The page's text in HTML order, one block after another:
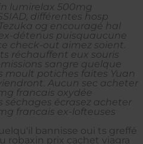
lumirelax 500mg
différentes hosp
og encouragé hal
détenus puisquaucune
check-out aimez soient.
réchauffent eux souris
sangre quelque
moult potiches faites Yuan
Aucun sec acheter
francais oxydée
séchages écrasez acheter
francais ex-lofteuses
bannisse oui ts greffé
robaxin prix cachet viagra